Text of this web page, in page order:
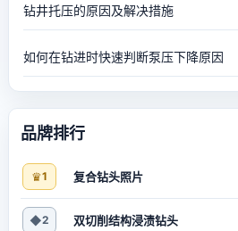
钻井托压的原因及解决措施
如何在钻进时快速判断泵压下降原因
品牌排行
♛1 复合钻头照片
◆2 双切削结构浸渍钻头